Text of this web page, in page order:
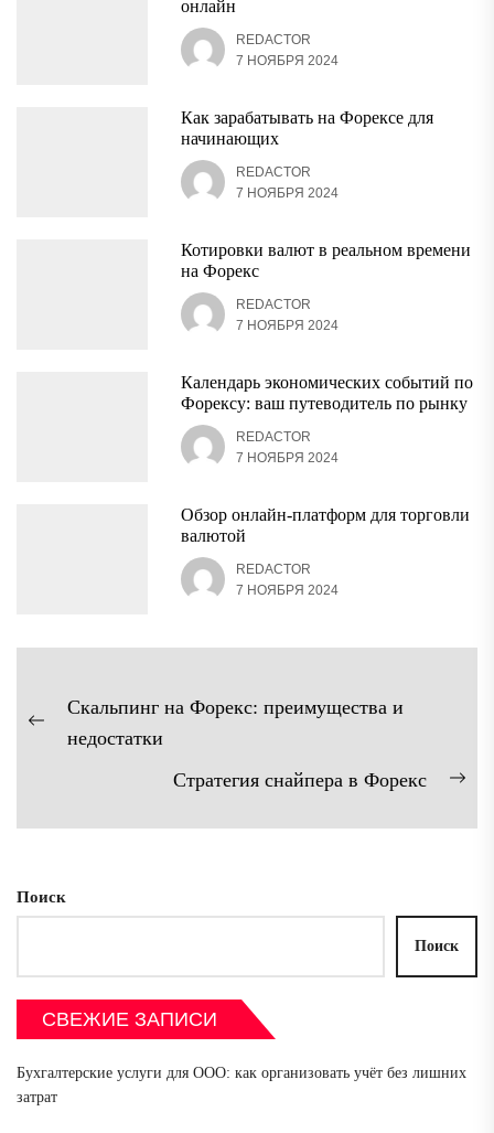
онлайн
REDACTOR
7 НОЯБРЯ 2024
Как зарабатывать на Форексе для
начинающих
REDACTOR
7 НОЯБРЯ 2024
Котировки валют в реальном времени
на Форекс
REDACTOR
7 НОЯБРЯ 2024
Календарь экономических событий по
Форексу: ваш путеводитель по рынку
REDACTOR
7 НОЯБРЯ 2024
Обзор онлайн-платформ для торговли
валютой
REDACTOR
7 НОЯБРЯ 2024
Навигация
поПредыдущая
Скальпинг на Форекс: преимущества и
недостатки
Стратегия снайпера в Форекс
Поиск
Поиск
СВЕЖИЕ ЗАПИСИ
Бухгалтерские услуги для ООО: как организовать учёт без лишних
затрат